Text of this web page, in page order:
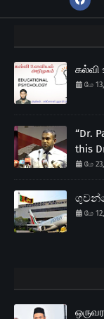
கல்வி
மே
“Dr.
this
மே
மே